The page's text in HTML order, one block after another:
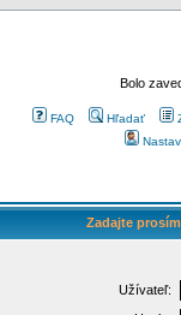
Bolo
FAQ Hľadať
Zadajte
Užívateľ: